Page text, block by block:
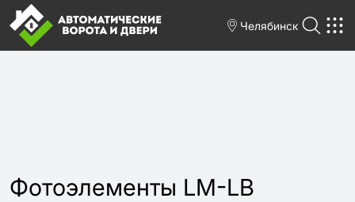
Челябинск
Фотоэлементы LM-LB